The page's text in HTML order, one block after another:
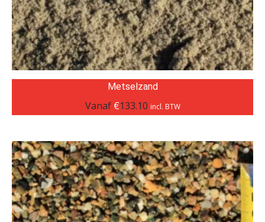
Metselzand
Vanaf €133.10 incl. BTW